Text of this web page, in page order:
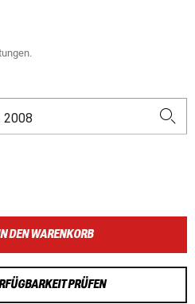
DEN WARENKORB
PRÜFEN